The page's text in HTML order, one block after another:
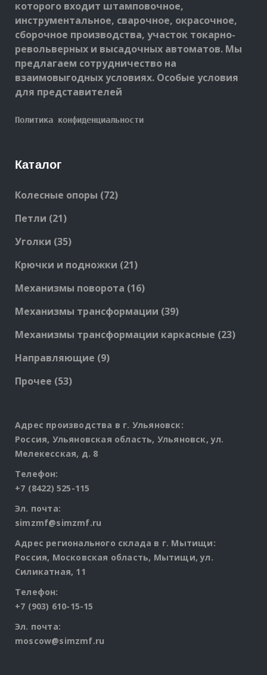
которого входит штамповочное,
инструментальное, сварочное, окрасочное,
сборочное производства, участок токарно-
револьверных и высадочных автоматов. Мы
предлагаем сотрудничество на
взаимовыгодных условиях. Особые условия
для представителей
Политика конфиденциальности
Каталог
Колесные опоры 7272
Петли 2121
Уголки 3535
Крючки и подножки 2121
Механизмы поворота 1616
Механизмы трансформации 3939
Механизмы трансформации каркасные 2323
Направляющие 99
Прочее 5353
Адрес производства в г. Ульяновск:
Россия, Ульяновская область, Ульяновск, ул.
Мелекесская, д. 8
Телефон:
+7 (8422) 525-115
Эл. почта:
simzmf@simzmf.ru
Адрес регионального склада в г. Мытищи:
Россия, Московская область, Мытищи, ул.
Силикатная, 11
Телефон:
+7 (903) 610-15-15
Эл. почта:
moscow@simzmf.ru